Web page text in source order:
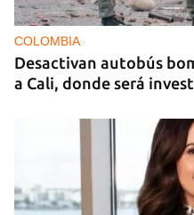
COLOMBIA
Desactivan autobús
a Cali, donde será